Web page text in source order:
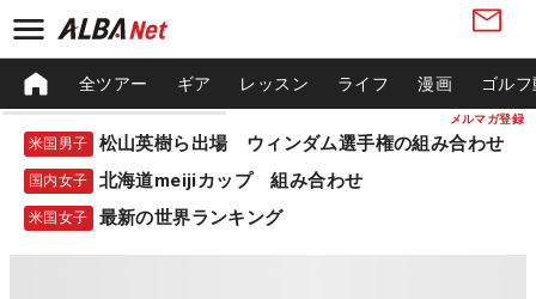
メルマガ登録
全ツアー ギア レッスン ライフ 漫画 ゴル
米国男子 松山英樹ら出場 ウィンダム選手権の組み合わせ
国内女子 北海道meijiカップ 組み合わせ
米国女子 最新の世界ランキング